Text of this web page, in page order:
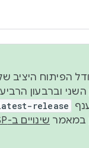
להתאים למודל
release
שינויים ב-AOSP